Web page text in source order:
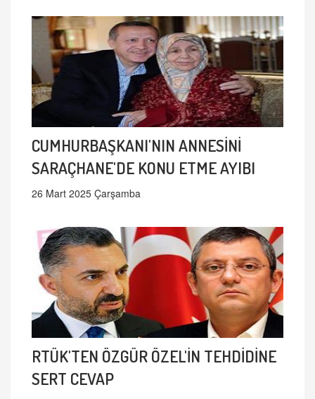
CUMHURBAŞKANI'NIN ANNESİNİ
SARAÇHANE'DE KONU ETME AYIBI
26 Mart 2025 Çarşamba
RTÜK'TEN ÖZGÜR ÖZEL'İN TEHDİDİNE
SERT CEVAP